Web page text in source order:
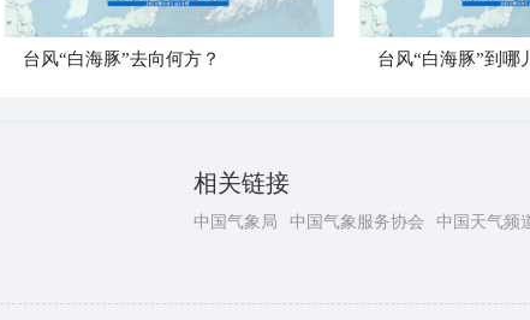
台风“白海豚”去向何方？ 台风“白海豚”到哪
相关链接
中国气象局 中国气象服务协会 中国天气频